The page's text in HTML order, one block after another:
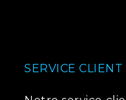
SERVICE CLIENT